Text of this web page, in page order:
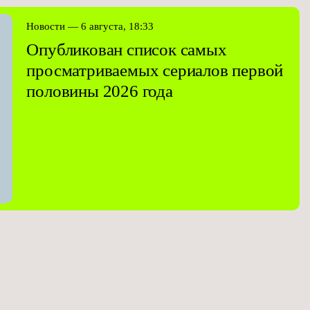
Новости — 6 августа, 18:33
Опубликован список самых
просматриваемых сериалов первой
половины 2026 года